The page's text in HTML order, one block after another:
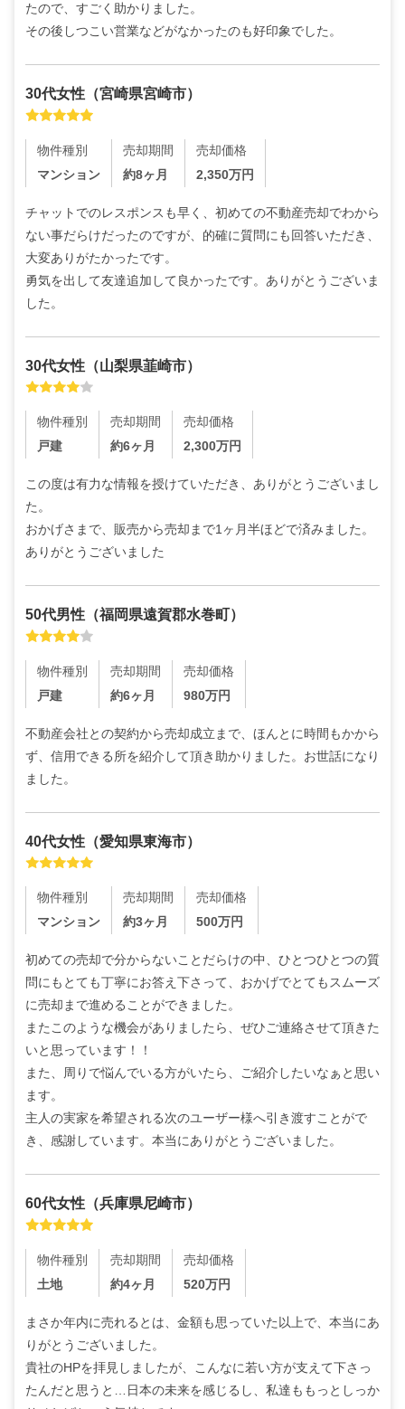
たので、すごく助かりました。
その後しつこい営業などがなかったのも好印象でした。
30代女性 （宮崎県宮崎市）
物件種別
マンション
売却期間
約8ヶ月
売却価格
2,350万円
チャットでのレスポンスも早く、初めての不動産売却でわから
ない事だらけだったのですが、的確に質問にも回答いただき、
大変ありがたかったです。
勇気を出して友達追加して良かったです。ありがとうございま
した。
30代女性 （山梨県韮崎市）
物件種別
戸建
売却期間
約6ヶ月
売却価格
2,300万円
この度は有力な情報を授けていただき、ありがとうございまし
た。
おかげさまで、販売から売却まで1ヶ月半ほどで済みました。
ありがとうございました
50代男性 （福岡県遠賀郡水巻町）
物件種別
戸建
売却期間
約6ヶ月
売却価格
980万円
不動産会社との契約から売却成立まで、ほんとに時間もかから
ず、信用できる所を紹介して頂き助かりました。お世話になり
ました。
40代女性 （愛知県東海市）
物件種別
マンション
売却期間
約3ヶ月
売却価格
500万円
初めての売却で分からないことだらけの中、ひとつひとつの質
問にもとても丁寧にお答え下さって、おかげでとてもスムーズ
に売却まで進めることができました。
またこのような機会がありましたら、ぜひご連絡させて頂きた
いと思っています！！
また、周りで悩んでいる方がいたら、ご紹介したいなぁと思い
ます。
主人の実家を希望される次のユーザー様へ引き渡すことがで
き、感謝しています。本当にありがとうございました。
60代女性 （兵庫県尼崎市）
物件種別
土地
売却期間
約4ヶ月
売却価格
520万円
まさか年内に売れるとは、金額も思っていた以上で、本当にあ
りがとうございました。
貴社のHPを拝見しましたが、こんなに若い方が支えて下さっ
たんだと思うと…日本の未来を感じるし、私達ももっとしっか